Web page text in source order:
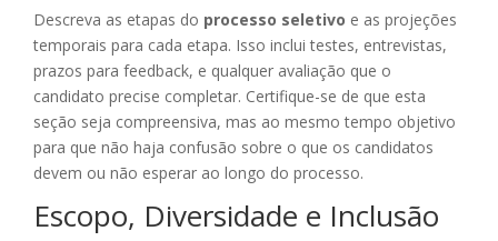
Descreva as etapas do processo seletivo e as projeções
temporais para cada etapa. Isso inclui testes, entrevistas,
prazos para feedback, e qualquer avaliação que o
candidato precise completar. Certifique-se de que esta
seção seja compreensiva, mas ao mesmo tempo objetivo
para que não haja confusão sobre o que os candidatos
devem ou não esperar ao longo do processo.
Escopo, Diversidade e Inclusão